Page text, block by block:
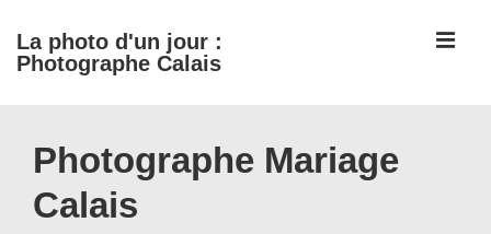
passer
au
La photo d'un jour :
Photographe Calais
Navigation
Photographe Mariage
Calais